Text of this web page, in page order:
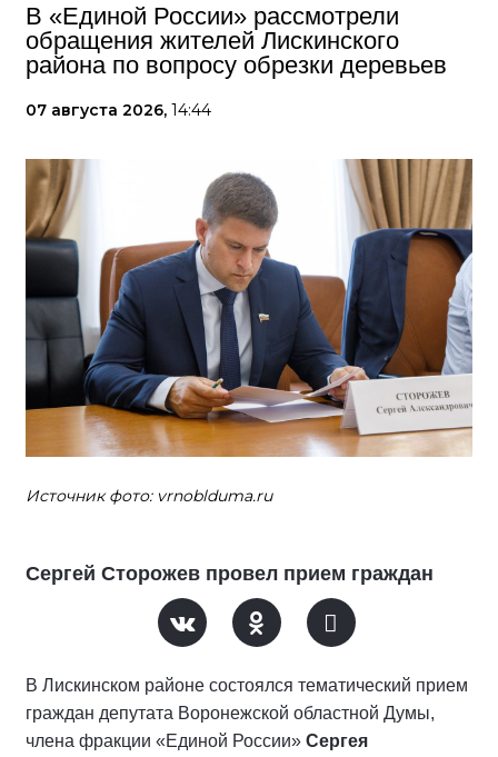
В «Единой России» рассмотрели
обращения жителей Лискинского
района по вопросу обрезки деревьев
07 августа 2026, 14:44
Источник фото: vrnoblduma.ru
Сергей Сторожев провел прием граждан
В Лискинском районе состоялся тематический прием
граждан депутата Воронежской областной Думы,
члена фракции «Единой России» Сергея